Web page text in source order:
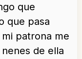
que
que pasa
patrona me
de ella